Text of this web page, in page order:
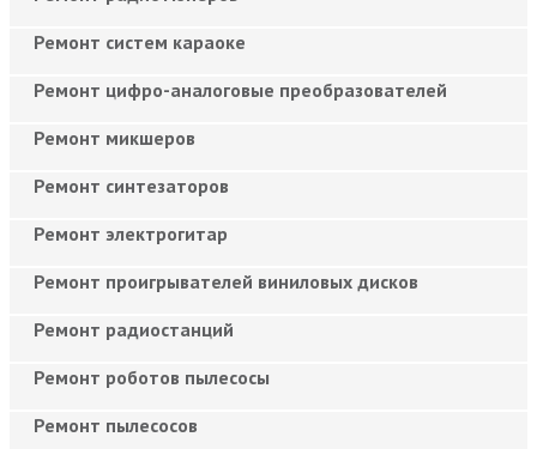
Ремонт систем караоке
Ремонт цифро-аналоговые преобразователей
Ремонт микшеров
Ремонт синтезаторов
Ремонт электрогитар
Ремонт проигрывателей виниловых дисков
Ремонт радиостанций
Ремонт роботов пылесосы
Ремонт пылесосов